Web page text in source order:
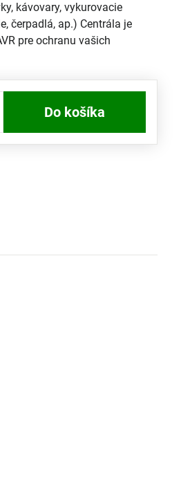
kávovary, vykurovacie
čerpadlá, ap.) Centrála je
pre ochranu vašich
Do košíka